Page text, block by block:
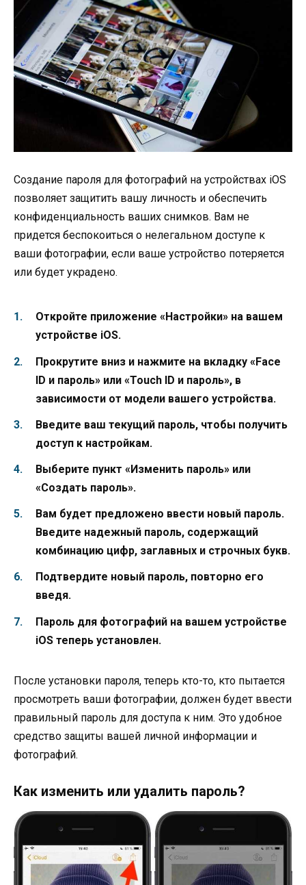
Создание пароля для фотографий на устройствах iOS
позволяет защитить вашу личность и обеспечить
конфиденциальность ваших снимков. Вам не
придется беспокоиться о нелегальном доступе к
ваши фотографии, если ваше устройство потеряется
или будет украдено.
Откройте приложение «Настройки» на вашем
устройстве iOS.
Прокрутите вниз и нажмите на вкладку «Face
ID и пароль» или «Touch ID и пароль», в
зависимости от модели вашего устройства.
Введите ваш текущий пароль, чтобы получить
доступ к настройкам.
Выберите пункт «Изменить пароль» или
«Создать пароль».
Вам будет предложено ввести новый пароль.
Введите надежный пароль, содержащий
комбинацию цифр, заглавных и строчных букв.
Подтвердите новый пароль, повторно его
введя.
Пароль для фотографий на вашем устройстве
iOS теперь установлен.
После установки пароля, теперь кто-то, кто пытается
просмотреть ваши фотографии, должен будет ввести
правильный пароль для доступа к ним. Это удобное
средство защиты вашей личной информации и
фотографий.
Как изменить или удалить пароль?